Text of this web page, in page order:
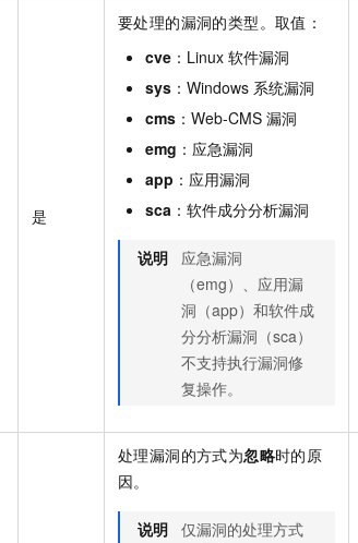
是
要处理的漏洞的类型。取值：
cve ：Linux 软件漏洞
sys ：Windows 系统漏洞
cms ：Web-CMS 漏洞
emg ：应急漏洞
app ：应用漏洞
sca ：软件成分分析漏洞
说明
应急漏洞
（emg）、应用漏
洞（app）和软件成
分分析漏洞（sca）
不支持执行漏洞修
复操作。
处理漏洞的方式为忽略时的原
因。
说明 仅漏洞的处理方式